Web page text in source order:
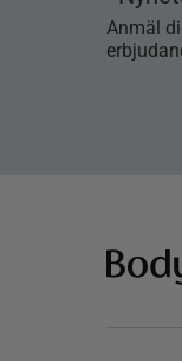
Anmäl